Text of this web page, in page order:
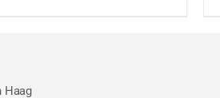
Haag